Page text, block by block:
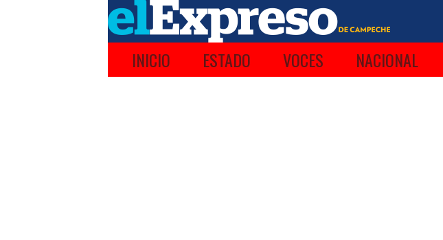
INICIO ESTADO VOCES NACIONAL